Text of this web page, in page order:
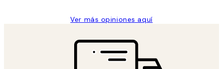
Ver más opiniones aquí